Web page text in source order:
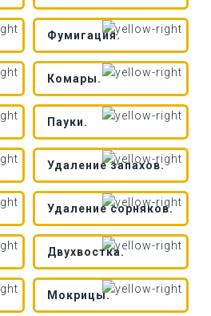
Фумигация.
Комары.
Пауки.
Удаление запахов.
Удаление сорняков.
Двухвостка.
Мокрицы.